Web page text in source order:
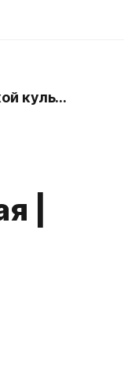
Руслан Богатырев | арт-журнал Пантеон, антология русской культуры
|